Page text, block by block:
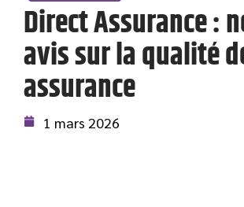
Direct Assurance :
avis sur la qualité
assurance
1 mars 2026